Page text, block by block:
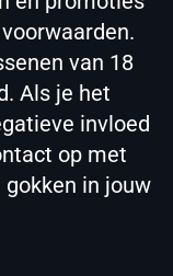
van 18
Als je het
invloed
op met
in jouw